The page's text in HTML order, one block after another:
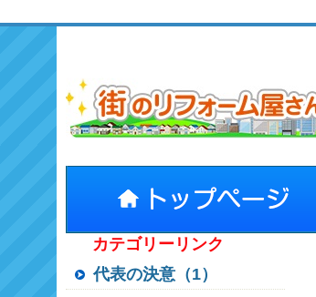
カテゴリーリンク
代表の決意（1）